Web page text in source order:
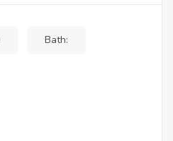
Bath: